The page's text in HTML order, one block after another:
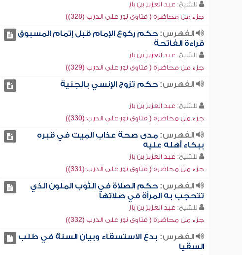
للشيخ: عبد العزيز بن باز
جزء من محاضرة ( فتاوى نور على الدرب (328))
الفهرس:حكم ركوع الإمام قبل إتمام المسبوق
قراءة الفاتحة
للشيخ: عبد العزيز بن باز
جزء من محاضرة ( فتاوى نور على الدرب (329))
الفهرس:حكم تزوج الإنسي بالجنية
للشيخ: عبد العزيز بن باز
جزء من محاضرة ( فتاوى نور على الدرب (330))
الفهرس:مدى صحة عذاب الميت في قبره
ببكاء أهله عليه
للشيخ: عبد العزيز بن باز
جزء من محاضرة ( فتاوى نور على الدرب (331))
الفهرس:حكم الصلاة في الثوب الملون الذي
تتحجب به المرأة في صلاتها
للشيخ: عبد العزيز بن باز
جزء من محاضرة ( فتاوى نور على الدرب (332))
الفهرس: بدع الاستسقاء وبيان السنة في طلب
السقيا